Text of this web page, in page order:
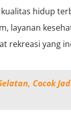
hidup
layanan
rekreasi yang
Cocok